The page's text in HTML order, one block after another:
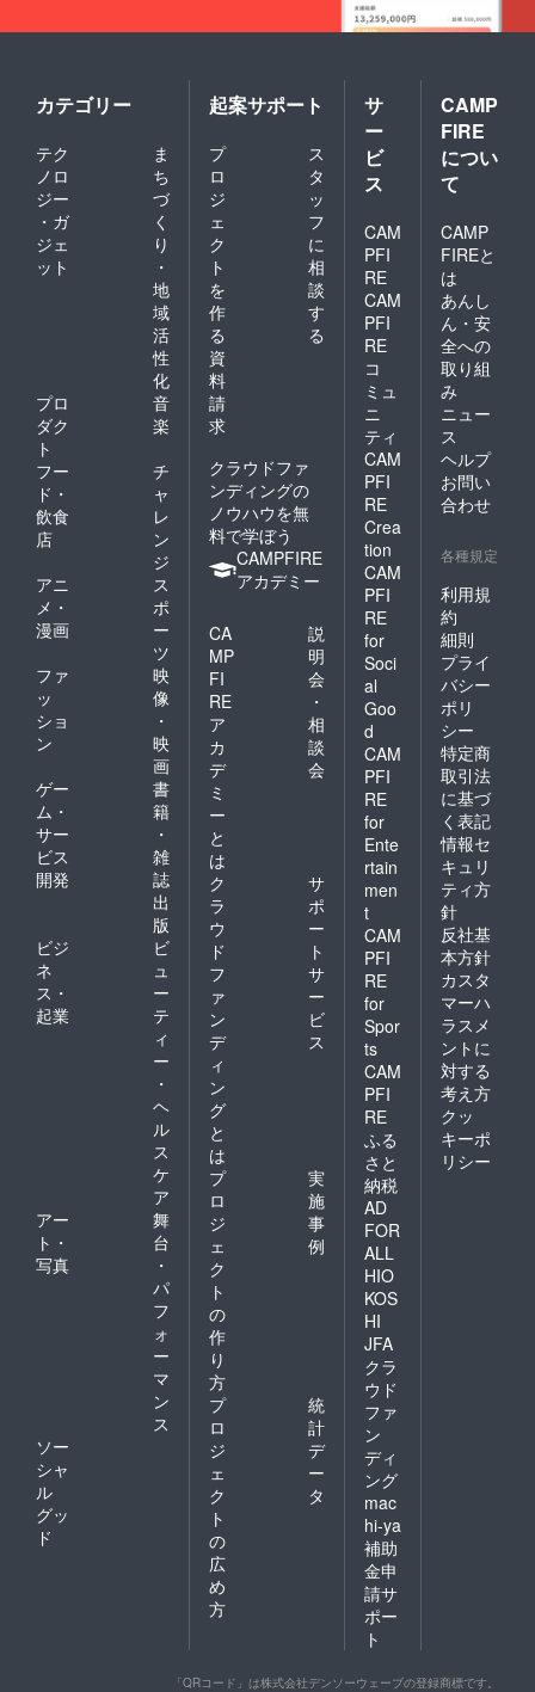
カテゴリー
テク
ノロ
ジー
・ガ
ジェ
ット
ま
ち
づ
く
り
・
地
域
活
性
化
プロ
ダク
ト
音
楽
フー
ド・
飲食
店
チ
ャ
レ
ン
ジ
アニ
メ・
漫画
ス
ポ
ー
ツ
ファ
ッ
ショ
ン
映
像
・
映
画
ゲー
ム・
サー
ビス
開発
書
籍
・
雑
誌
出
版
ビジ
ネ
ス・
起業
ビ
ュ
ー
テ
ィ
ー
・
ヘ
ル
ス
ケ
ア
アー
ト・
写真
舞
台
・
パ
フ
ォ
ー
マ
ン
ス
ソー
シャ
ル
グッ
ド
起案サポート
プ
ロ
ジ
ェ
ク
ト
を
作
る
ス
タ
ッ
フ
に
相
談
す
る
資
料
請
求
クラウドファ
ンディングの
ノウハウを無
料で学ぼう
CAMPFIRE
アカデミー
CA
MP
FI
RE
ア
カ
デ
ミ
ー
と
は
説
明
会
・
相
談
会
ク
ラ
ウ
ド
フ
ァ
ン
デ
ィ
ン
グ
と
は
サ
ポ
ー
ト
サ
ー
ビ
ス
プ
ロ
ジ
ェ
ク
ト
の
作
り
方
実
施
事
例
プ
ロ
ジ
ェ
ク
ト
の
広
め
方
統
計
デ
ー
タ
サ
ー
ビ
ス
CAM
PFI
RE
CAM
PFI
RE
コ
ミュ
ニ
ティ
CAM
PFI
RE
Crea
tion
CAM
PFI
RE
for
Soci
al
Goo
d
CAM
PFI
RE
for
Ente
rtain
men
t
CAM
PFI
RE
for
Spor
ts
CAM
PFI
RE
ふる
さと
納税
AD
FOR
ALL
HIO
KOS
HI
JFA
クラ
ウド
ファ
ン
ディ
ング
mac
hi-ya
補助
金申
請サ
ポー
ト
CAMP
FIRE
につい
て
CAMP
FIREと
は
あんし
ん・安
全への
取り組
み
ニュー
ス
ヘルプ
お問い
合わせ
各種規定
利用規
約
細則
プライ
バシー
ポリ
シー
特定商
取引法
に基づ
く表記
情報セ
キュリ
ティ方
針
反社基
本方針
カスタ
マーハ
ラスメ
ントに
対する
考え方
クッ
キーポ
リシー
「QRコード」は株式会社デンソーウェーブの登録商標です。